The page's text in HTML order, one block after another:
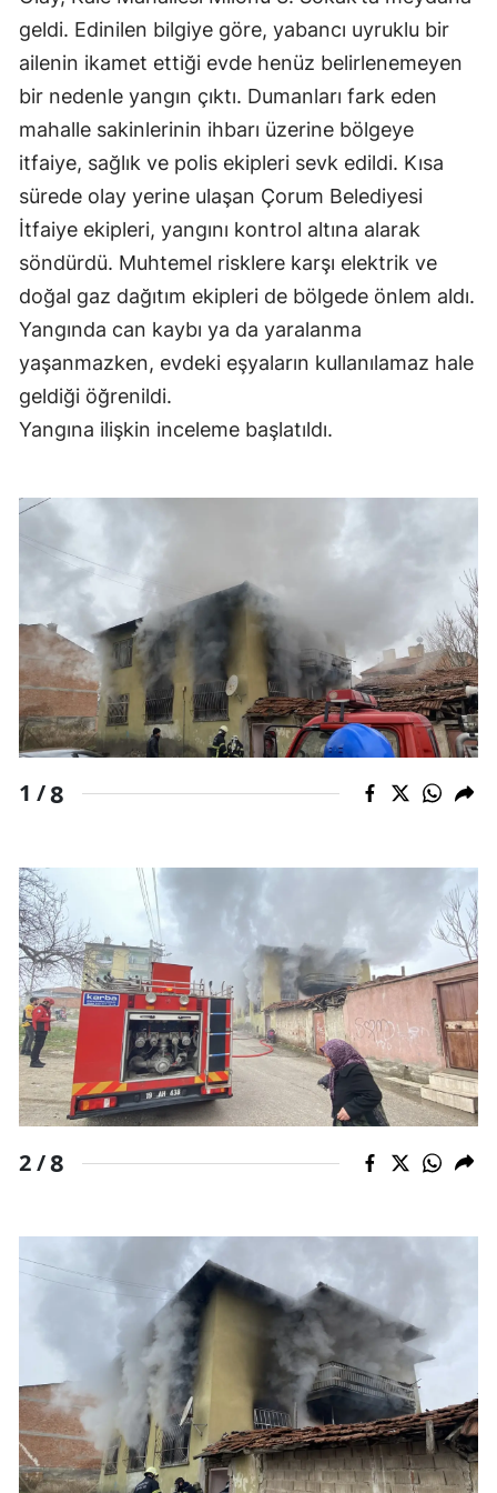
Edirne
Elazığ
Erzincan
Erzurum
Eskişehir
Gaziantep
Giresun
Mersin
İstanbul
Kars
Kastamonu
Kayseri
Kırklareli
Konya
Kütahya
Malatya
Manisa
Kahramanmaraş
Mardin
Nevşehir
Niğde
Ordu
Rize
Sakarya
geldi. Edinilen bilgiye göre, yabancı uyruklu bir
ailenin ikamet ettiği evde henüz belirlenemeyen
bir nedenle yangın çıktı. Dumanları fark eden
mahalle sakinlerinin ihbarı üzerine bölgeye
itfaiye, sağlık ve polis ekipleri sevk edildi. Kısa
sürede olay yerine ulaşan Çorum Belediyesi
İtfaiye ekipleri, yangını kontrol altına alarak
söndürdü. Muhtemel risklere karşı elektrik ve
doğal gaz dağıtım ekipleri de bölgede önlem aldı.
Yangında can kaybı ya da yaralanma
yaşanmazken, evdeki eşyaların kullanılamaz hale
geldiği öğrenildi.
Yangına ilişkin inceleme başlatıldı.
1 /8
2 /8